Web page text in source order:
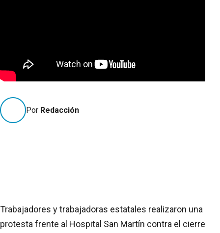
Por Redacción
Trabajadores y trabajadoras estatales realizaron una
protesta frente al Hospital San Martín contra el cierre